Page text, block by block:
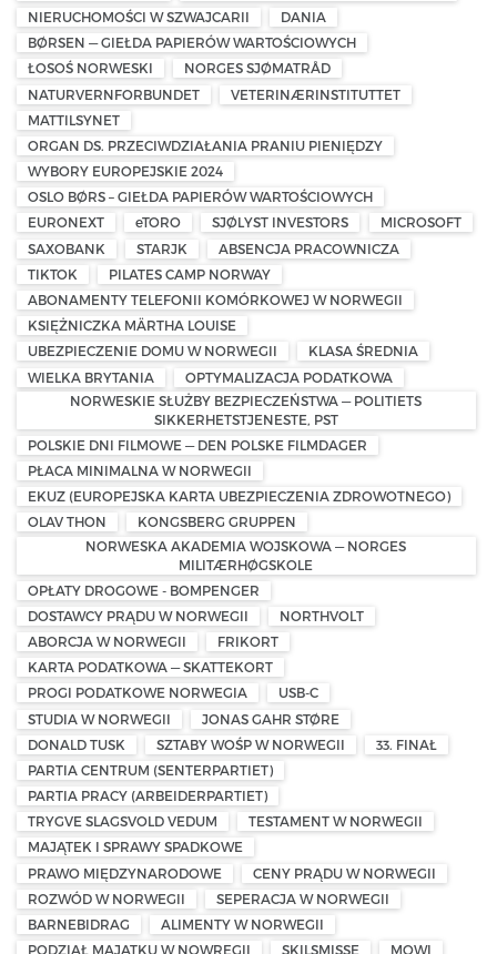
NIERUCHOMOŚCI W SZWAJCARII
DANIA
BØRSEN — GIEŁDA PAPIERÓW WARTOŚCIOWYCH
ŁOSOŚ NORWESKI
NORGES SJØMATRÅD
NATURVERNFORBUNDET
VETERINÆRINSTITUTTET
MATTILSYNET
ORGAN DS. PRZECIWDZIAŁANIA PRANIU PIENIĘDZY
WYBORY EUROPEJSKIE 2024
OSLO BØRS – GIEŁDA PAPIERÓW WARTOŚCIOWYCH
EURONEXT
eTORO SJØLYST INVESTORS
MICROSOFT
SAXOBANK
STARJK
ABSENCJA PRACOWNICZA
TIKTOK
PILATES CAMP NORWAY
ABONAMENTY TELEFONII KOMÓRKOWEJ W NORWEGII
KSIĘŻNICZKA MÄRTHA LOUISE
UBEZPIECZENIE DOMU W NORWEGII
KLASA ŚREDNIA
WIELKA BRYTANIA
OPTYMALIZACJA PODATKOWA
NORWESKIE SŁUŻBY BEZPIECZEŃSTWA — POLITIETS
SIKKERHETSTJENESTE, PST
POLSKIE DNI FILMOWE — DEN POLSKE FILMDAGER
PŁACA MINIMALNA W NORWEGII
EKUZ (EUROPEJSKA KARTA UBEZPIECZENIA ZDROWOTNEGO)
OLAV THON
KONGSBERG GRUPPEN
NORWESKA AKADEMIA WOJSKOWA — NORGES
MILITÆRHØGSKOLE
OPŁATY DROGOWE - BOMPENGER
DOSTAWCY PRĄDU W NORWEGII
NORTHVOLT
ABORCJA W NORWEGII
FRIKORT
KARTA PODATKOWA — SKATTEKORT
PROGI PODATKOWE NORWEGIA
USB-C
STUDIA W NORWEGII
JONAS GAHR STØRE
DONALD TUSK
SZTABY WOŚP W NORWEGII
33. FINAŁ
PARTIA CENTRUM (SENTERPARTIET)
PARTIA PRACY (ARBEIDERPARTIET)
TRYGVE SLAGSVOLD VEDUM
TESTAMENT W NORWEGII
MAJĄTEK I SPRAWY SPADKOWE
PRAWO MIĘDZYNARODOWE
CENY PRĄDU W NORWEGII
ROZWÓD W NORWEGII
SEPERACJA W NORWEGII
BARNEBIDRAG
ALIMENTY W NORWEGII
PODZIAŁ MAJĄTKU W NOWREGII
SKILSMISSE
MOWI